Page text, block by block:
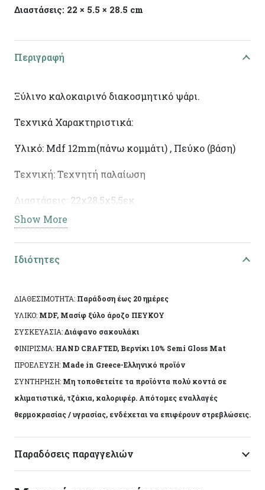
Διαστάσεις: 22 × 5.5 × 28.5 cm
Περιγραφή
Ξύλινο καλοκαιρινό διακοσμητικό ψάρι.
Τεχνικά Χαρακτηριστικά:
Υλικό: Mdf 12mm(πάνω κομμάτι) , Πεύκο (βάση)
Τεχνική: Τεχνητή παλαίωση
Διαστάσεις: 22χ28,5χ5,5εκ
Ειδικά χαρακτηριστικά: Χειροποίητη κατασκευή,
άχρωμο προστατευτικό βερνίκι.
Το αντικείμενο ενδέχεται να φέρει ελάχιστες
κατασκευής του. Made in Greece, by Korres Craft
Show More
Ιδιότητες
ΔΙΑΘΕΣΙΜΟΤΗΤΑ: Παράδοση έως 20 ημέρες
ΥΛΙΚΟ: MDF, Μασίφ ξύλο άροζο ΠΕΥΚΟΥ
ΣΥΣΚΕΥΑΣΙΑ:Διάφανο σακουλάκι
ΦΙΝΙΡΙΣΜΑ: HAND CRAFTED, Βερνίκι 10% Semi Gloss Mat
ΠΡΟΕΛΕΥΣΗ: Made in Greece-Ελληνικό προϊόν
ΣΥΝΤΗΡΗΣΗ: Μη τοποθετείτε τα προϊόντα πολύ κοντά σε
κλιματιστικά, τζάκια, καλοριφέρ. Απότομες εναλλαγές
θερμοκρασίας / υγρασίας, ενδέχεται να επιφέρουν στρεβλώσεις.
Παραδόσεις παραγγελιών